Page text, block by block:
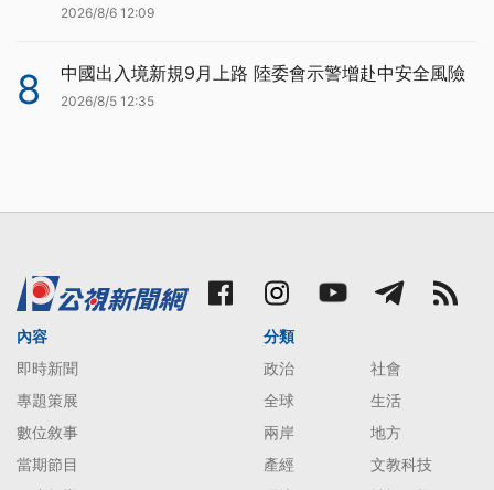
2026/8/6 12:09
8 中國出入境新規9月上路 陸委會示警增赴中安全風險
2026/8/5 12:35
內容
即時新聞
專題策展
數位敘事
當期節目
分類
政治
社會
全球
生活
兩岸
地方
產經
文教科技